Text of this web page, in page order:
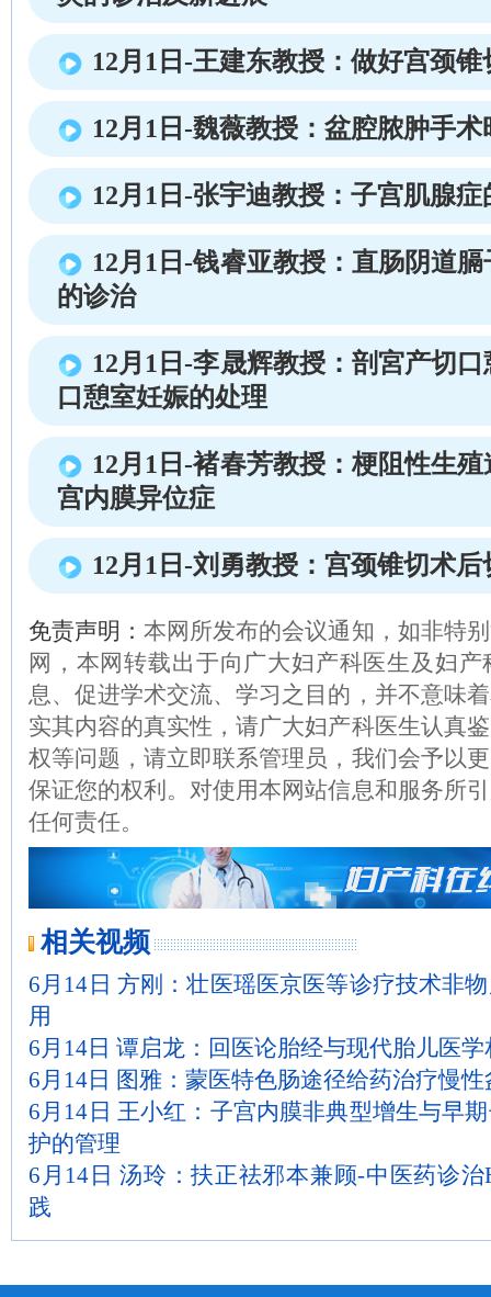
12月1日-王建东教授：做好宫颈
12月1日-魏薇教授：盆腔脓肿手
12月1日-张宇迪教授：子宫肌腺
12月1日-钱睿亚教授：直肠阴道
的诊治
12月1日-李晟辉教授：剖宮产切
口憩室妊娠的处理
12月1日-褚春芳教授：梗阻性生
宫内膜异位症
12月1日-刘勇教授：宫颈锥切术
免责声明：本网所发布的会议通知，如非特
网，本网转载出于向广大妇产科医生及妇
息、促进学术交流、学习之目的，并不意味
实其内容的真实性，请广大妇产科医生认真
权等问题，请立即联系管理员，我们会予以
保证您的权利。对使用本网站信息和服务所
任何责任。
相关视频
6月14日 方刚：壮医瑶医京医等诊疗技术非
用
6月14日 谭启龙：回医论胎经与现代胎儿医
6月14日 图雅：蒙医特色肠途径给药治疗慢性
6月14日 王小红：子宫内膜非典型增生与早
护的管理
6月14日 汤玲：扶正祛邪本兼顾-中医药诊
践